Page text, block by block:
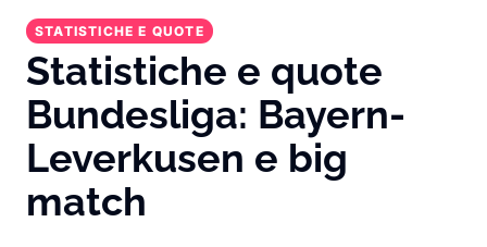
STATISTICHE E QUOTE
Statistiche e quote
Bundesliga: Bayern-
Leverkusen e big
match